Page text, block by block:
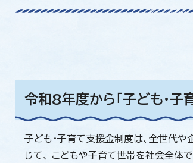
令和8年度から「子ども・子
子ども・子育て支援金制度は、全世代
じて、 こどもや子育て世帯を社会全体